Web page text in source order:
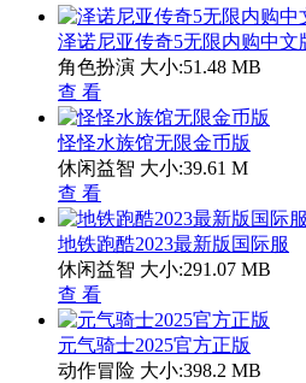
泽诺尼亚传奇5无限内购中文
角色扮演 大小:51.48 MB
查 看
怪怪水族馆无限金币版
休闲益智 大小:39.61 M
查 看
地铁跑酷2023最新版国际服
休闲益智 大小:291.07 MB
查 看
元气骑士2025官方正版
动作冒险 大小:398.2 MB